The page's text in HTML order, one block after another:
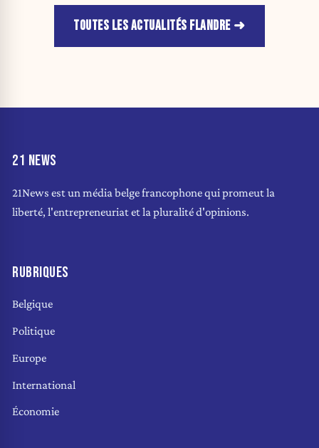
TOUTES LES ACTUALITÉS FLANDRE
21 NEWS
21News est un média belge francophone qui promeut la
liberté, l'entrepreneuriat et la pluralité d'opinions.
RUBRIQUES
Belgique
Politique
Europe
International
Économie